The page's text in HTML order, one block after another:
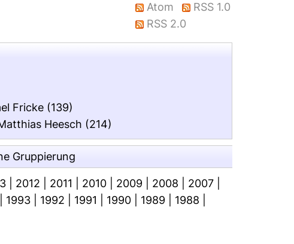
Atom
RSS 1.0
RSS 2.0
Fricke (139)
Heesch (214)
Gruppierung
2012 2011 2010 2009 2008 2007
1993 1992 1991 1990 1989 1988